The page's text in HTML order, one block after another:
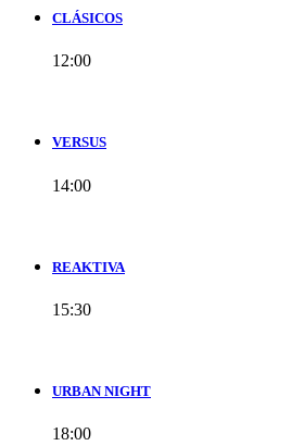
CLÁSICOS
12:00
VERSUS
14:00
REAKTIVA
15:30
URBAN NIGHT
18:00